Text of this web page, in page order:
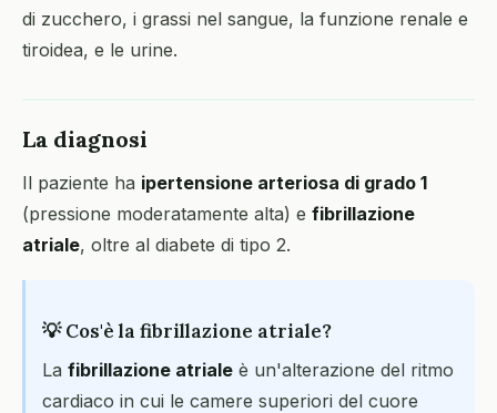
di zucchero, i grassi nel sangue, la funzione renale e
tiroidea, e le urine.
La diagnosi
Il paziente ha ipertensione arteriosa di grado 1
(pressione moderatamente alta) e fibrillazione
atriale, oltre al diabete di tipo 2.
💡 Cos'è la fibrillazione atriale?
La fibrillazione atriale è un'alterazione del ritmo
cardiaco in cui le camere superiori del cuore